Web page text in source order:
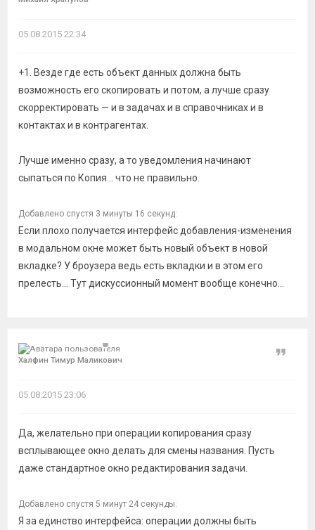
05.08.2015 22:34
+1. Везде где есть объект данных должна быть
возможность его скопировать и потом, а лучше сразу
скорректировать — и в задачах и в справочниках и в
контактах и в контрагентах.
Лучше именно сразу, а то уведомления начинают
сыпаться по Копия... что не правильно.
Добавлено спустя 3 минуты 16 секунд:
Если плохо получается интерфейс добавления-изменения
в модальном окне может быть новый объект в новой
вкладке? У броузера ведь есть вкладки и в этом его
прелесть... Тут дискуссионный момент вообще конечно...
Халфин Тимур Маликович
Цитата
05.08.2015 23:06
Да, желательно при операции копирования сразу
всплывающее окно делать для смены названия. Пусть
даже стандартное окно редактирования задачи.
Добавлено спустя 5 минут 24 секунды:
Я за единство интерфейса: операции должны быть